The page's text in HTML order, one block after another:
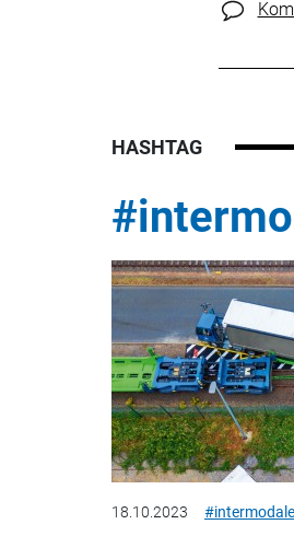
HASHTAG
18.10.2023